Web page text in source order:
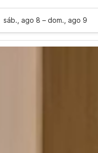
sáb., ago 8 – dom., ago 9